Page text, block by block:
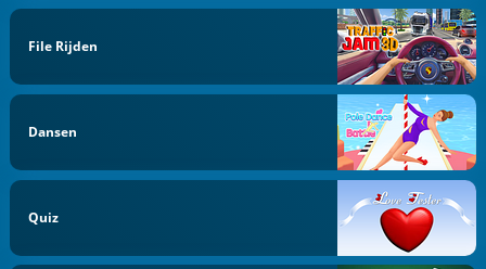
File Rijden
Dansen
Quiz